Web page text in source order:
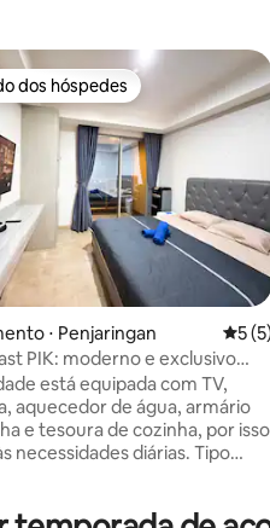
de 5, 172 avaliações
dos hóspedes
dos hóspedes
⋅ Penjaringan 5 de
5
PIK: moderno e exclusivo
para o mar
está equipada com TV,
aquecedor de água, armário
e tesoura de cozinha, por isso
necessidades diárias. Tipo
24 horas, caixas eletrônicos,